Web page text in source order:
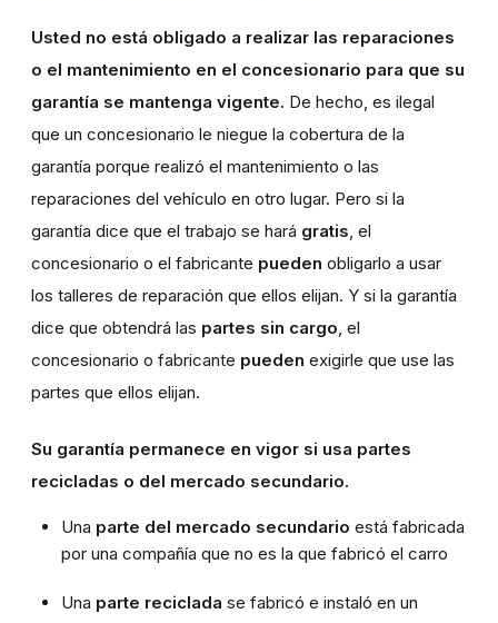
Usted no está obligado a realizar las reparaciones
o el mantenimiento en el concesionario para que su
garantía se mantenga vigente. De hecho, es ilegal
que un concesionario le niegue la cobertura de la
garantía porque realizó el mantenimiento o las
reparaciones del vehículo en otro lugar. Pero si la
garantía dice que el trabajo se hará gratis, el
concesionario o el fabricante pueden obligarlo a usar
los talleres de reparación que ellos elijan. Y si la garantía
dice que obtendrá las partes sin cargo, el
concesionario o fabricante pueden exigirle que use las
partes que ellos elijan.
Su garantía permanece en vigor si usa partes
recicladas o del mercado secundario.
Una parte del mercado secundario está fabricada
por una compañía que no es la que fabricó el carro
Una parte reciclada se fabricó e instaló en un